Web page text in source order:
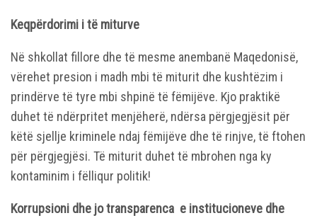
Keqpërdorimi i të miturve
Në shkollat fillore dhe të mesme anembanë Maqedonisë,
vërehet presion i madh mbi të miturit dhe kushtëzim i
prindërve të tyre mbi shpinë të fëmijëve. Kjo praktikë
duhet të ndërpritet menjëherë, ndërsa përgjegjësit për
këtë sjellje kriminele ndaj fëmijëve dhe të rinjve, të ftohen
për përgjegjësi. Të miturit duhet të mbrohen nga ky
kontaminim i fëlliqur politik!
Korrupsioni dhe jo transparenca e institucioneve dhe